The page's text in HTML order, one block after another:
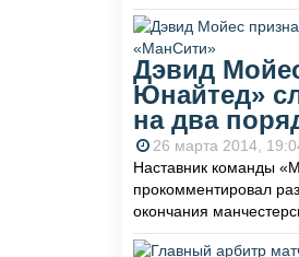
Дэвид
Юнайтед»
на два
26 марта 2014,
Наставник команды
прокомментировал
окончания